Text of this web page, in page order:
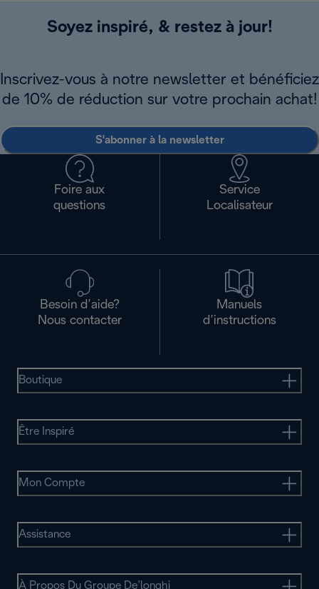
Soyez inspiré, & restez à jour!
Inscrivez-vous à notre newsletter et bénéficiez
de 10% de réduction sur votre prochain achat!
S'abonner à la newsletter
Foire aux
questions
Service
Localisateur
Besoin d’aide?
Nous contacter
Manuels
d’instructions
Boutique
Être Inspiré
Mon Compte
Assistance
À Propos Du Groupe De’longhi